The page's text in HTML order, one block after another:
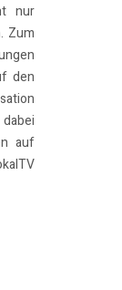
nur
Zum
den
auf